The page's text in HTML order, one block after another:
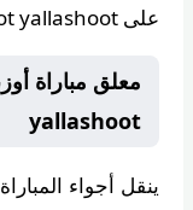
على Yalla Shoot yallashoot.
معلق مباراة
yallashoot
ينقل أجواء المباراة